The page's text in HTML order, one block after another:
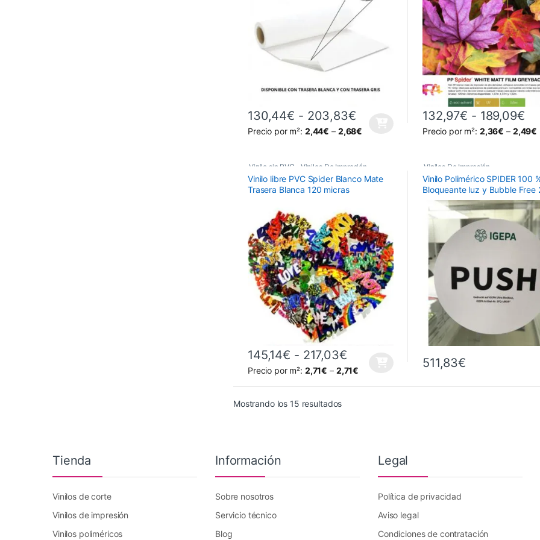
130,44€ - 203,83€Rango de precios: desde
Precio por m²: 2,44€ – 2,68€
Este producto tiene múltiples variantes. Las opciones se pueden elegir en
132,97€ - 189,09€
Precio por m²: 2,36€ – 2,49€
Este producto tiene múltiples
Vinilo sin PVC Vinilos De Impresión
Vinilo libre PVC Spider Blanco Mate
Trasera Blanca 120 micras
145,14€ - 217,03€Rango de precios: desde 145,14€
Precio por m²: 2,71€ – 2,71€
Este producto tiene múltiples variantes. Las opciones se pueden elegir en
Vinilos De Impresión
Vinilos Polimérico Permanente,
Vinilos Poliméricos
Vinilos Poliméricos Spider
Vinilo Polimérico SPIDER 100
Bloqueante luz y Bubble Free
511,83€
Mostrando los 15 resultadosOrdenado por precio: bajo a alto
Tienda
Vinilos de corte
Vinilos de impresión
Vinilos poliméricos
Información
Sobre nosotros
Servicio técnico
Blog
Legal
Política de privacidad
Aviso legal
Condiciones de contratación